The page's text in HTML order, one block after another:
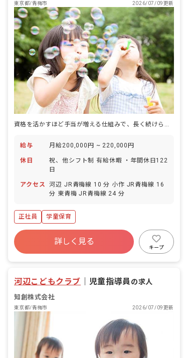
東京都/青梅市 2026/07/09更新
資格を活かすほど手当が増える仕組みで、長く続けられる学童の仕事です。
給与 月給200,000円 ~ 220,000円
休日
祝、他シフト制 有給休暇 ・年間休日122
日
アクセス
河辺 JR青梅線 10 分 小作 JR青梅線 16
分 東青梅 JR青梅線 24 分
正社員 学童保育
詳しく見る
キープ
河辺こどもクラブ 児童指導員の求人
知創株式会社
東京都/青梅市 2026/07/09更新